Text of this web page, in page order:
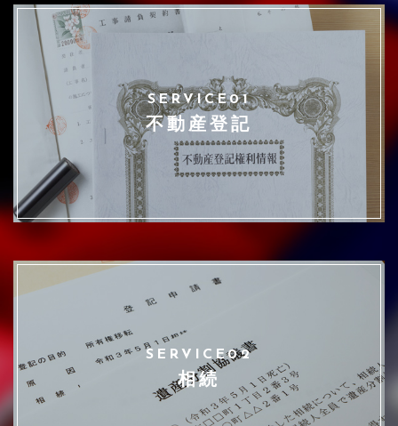
SERVICE01
不動産登記
SERVICE02
相続